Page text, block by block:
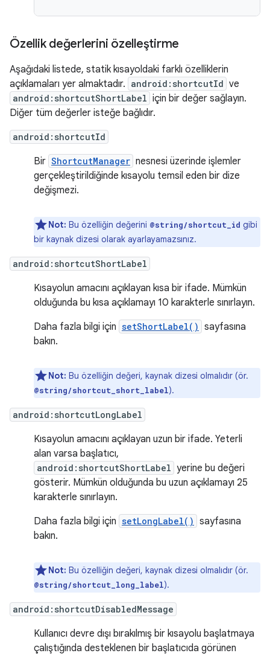
Özellik değerlerini özelleştirme
Aşağıdaki listede, statik kısayoldaki farklı özelliklerin
açıklamaları yer almaktadır. android:shortcutId ve
android:shortcutShortLabel için bir değer sağlayın.
Diğer tüm değerler isteğe bağlıdır.
android:shortcutId
Bir ShortcutManager nesnesi üzerinde işlemler
gerçekleştirildiğinde kısayolu temsil eden bir dize
değişmezi.
Not: Bu özelliğin değerini @string/shortcut_id gibi
bir kaynak dizesi olarak ayarlayamazsınız.
android:shortcutShortLabel
Kısayolun amacını açıklayan kısa bir ifade. Mümkün
olduğunda bu kısa açıklamayı 10 karakterle sınırlayın.
Daha fazla bilgi için setShortLabel() sayfasına
bakın.
Not: Bu özelliğin değeri, kaynak dizesi olmalıdır (ör.
@string/shortcut_short_label).
android:shortcutLongLabel
Kısayolun amacını açıklayan uzun bir ifade. Yeterli
alan varsa başlatıcı,
android:shortcutShortLabel yerine bu değeri
gösterir. Mümkün olduğunda bu uzun açıklamayı 25
karakterle sınırlayın.
Daha fazla bilgi için setLongLabel() sayfasına
bakın.
Not: Bu özelliğin değeri, kaynak dizesi olmalıdır (ör.
@string/shortcut_long_label).
android:shortcutDisabledMessage
Kullanıcı devre dışı bırakılmış bir kısayolu başlatmaya
çalıştığında desteklenen bir başlatıcıda görünen